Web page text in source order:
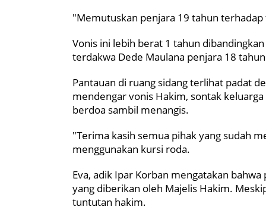
"Memutuskan penjara 19 tahun
Vonis ini lebih berat 1 tahun
terdakwa Dede Maulana penjara 18
Pantauan di ruang sidang terlihat padat
mendengar vonis Hakim, sontak
berdoa sambil menangis.
"Terima kasih semua pihak yang sudah
menggunakan kursi roda.
Eva, adik Ipar Korban mengatakan
yang diberikan oleh Majelis Hakim.
tuntutan hakim.